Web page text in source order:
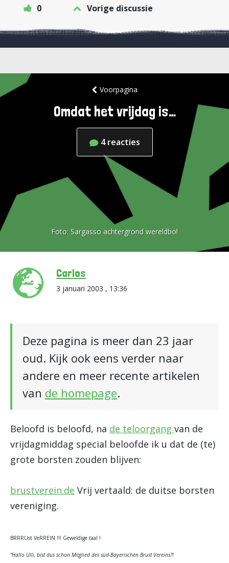
0 Vorige discussie
Voorpagina
Omdat het vrijdag is…
4 reacties
Foto: Sargasso achtergrond wereldbol
Carlos
3 januari 2003 , 13:36
Deze pagina is meer dan 23 jaar
oud. Kijk ook eens verder naar
andere en meer recente artikelen
van de homepage.
Beloofd is beloofd, na de teloorgang van de
vrijdagmiddag special beloofde ik u dat de (te)
grote borsten zouden blijven:
brustverein.de Vrij vertaald: de duitse borsten
vereniging.
BRRRUst VeRREIN !!! Geweldige taal !
“Hallo Ulli, bist dus schon Mitglied des süd-Bayerischen Brust Vereins?!